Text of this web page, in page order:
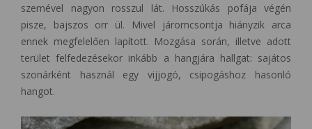
szemével nagyon rosszul lát. Hosszúkás pofája végén
pisze, bajszos orr ül. Mivel járomcsontja hiányzik arca
ennek megfelelően lapított. Mozgása során, illetve adott
terület felfedezésekor inkább a hangjára hallgat: sajátos
szonárként használ egy vijjogó, csipogáshoz hasonló
hangot.